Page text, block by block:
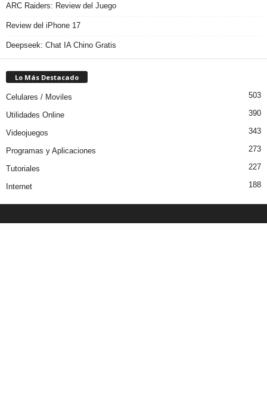
ARC Raiders: Review del Juego
Review del iPhone 17
Deepseek: Chat IA Chino Gratis
Lo Más Destacado
Celulares / Moviles 503
Utilidades Online 390
Videojuegos 343
Programas y Aplicaciones 273
Tutoriales 227
Internet 188